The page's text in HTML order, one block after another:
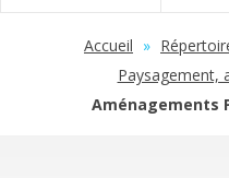
Accueil »
Paysagement,
Aménagements